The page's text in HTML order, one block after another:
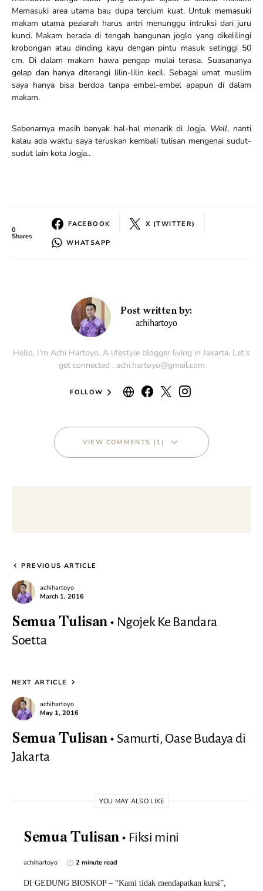
Memasuki area utama bau dupa tercium kuat. Untuk memasuki
makam utama peziarah harus antri menunggu intruksi dari juru
kunci. Makam berada di tengah bangunan joglo yang dikelilingi
krobongan atau dinding kayu dengan pintu masuk setinggi 50
cm. Di dalam makam hawa pengap mulai terasa. Suasananya
gelap dan hanya diterangi lilin-lilin kecil. Sebagai umat muslim
saya hanya bisa berdoa tanpa embel-embel apapun di dalam
makam.
Sebenarnya masih banyak hal-hal menarik di Jogja. Well, nanti
kalau ada waktu saya teruskan kembali tulisan mengenai sudut-
sudut lain kota Jogja..
0
Shares
FACEBOOK X (TWITTER)
WHATSAPP
Post written by:
achihartoyo
Hello, I'm Achi Hartoyo. A lifestyle blogger living in Jakarta. Let's
get connected : achi.hartoyo@gmail.com
FOLLOW
VIEW COMMENTS (1)
PREVIOUS ARTICLE
achihartoyo
March 1, 2016
Semua Tulisan
Ngojek Ke Bandara
Soetta
NEXT ARTICLE
achihartoyo
May 1, 2016
Semua Tulisan
Samurti, Oase Budaya di
Jakarta
YOU MAY ALSO LIKE
Semua Tulisan Fiksi mini
achihartoyo 2 minute read
DI GEDUNG BIOSKOP – “Kami tidak mendapatkan kursi”,